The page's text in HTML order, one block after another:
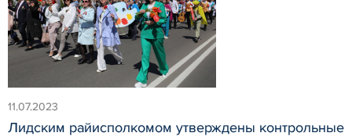
11.07.2023
Лидским райисполкомом утверждены контрольные